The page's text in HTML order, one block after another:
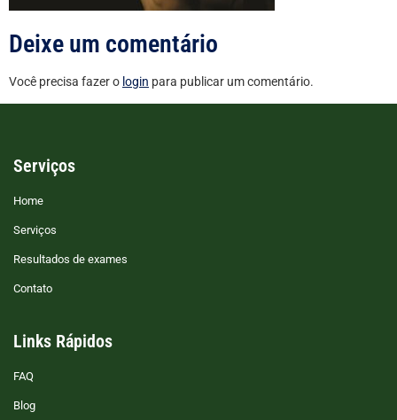
Deixe um comentário
Você precisa fazer o login para publicar um comentário.
Serviços
Home
Serviços
Resultados de exames
Contato
Links Rápidos
FAQ
Blog